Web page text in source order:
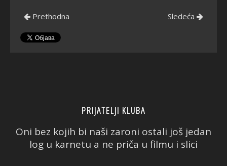
Prethodna Sledeća
PRIJATELJI KLUBA
Oni bez kojih bi naši zaroni ostali još jedan
log u karnetu a ne priča u filmu i slici